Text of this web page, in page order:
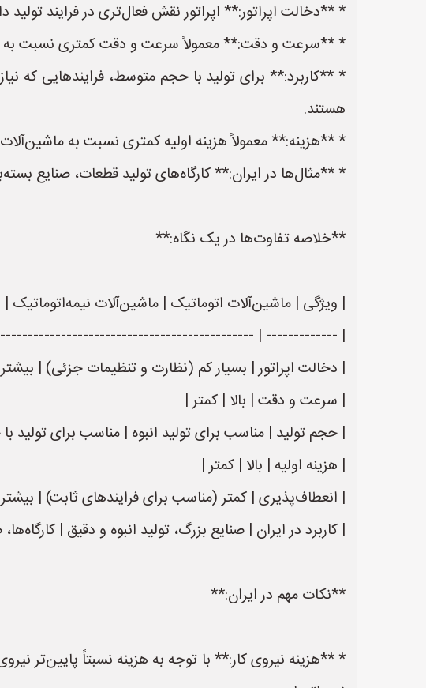
* **دخالت اپراتور:** اپراتور نقش فعال‌تری در فرایند تولید
* **سرعت و دقت:** معمولاً سرعت و دقت کمتری نسبت به
* **کاربرد:** برای تولید با حجم متوسط، فرایندهایی که
هستند.
* **هزینه:** معمولاً هزینه اولیه کمتری نسبت به ماشین‌آلات
* **مثال‌ها در ایران:** کارگاه‌های تولید قطعات، صنایع
**خلاصه تفاوت‌ها در یک نگاه:**
| ویژگی | ماشین‌آلات اتوماتیک | ماشین‌آلات نیمه‌اتوماتیک |
| -------------------------------------------------- |
| دخالت اپراتور | بسیار کم (نظارت و تنظیمات جزئی) |
| سرعت و دقت | بالا | کمتر |
| حجم تولید | مناسب برای تولید انبوه | مناسب برای تولید
| هزینه اولیه | بالا | کمتر |
| انعطاف‌پذیری | کمتر (مناسب برای فرایندهای ثابت) |
| کاربرد در ایران | صنایع بزرگ، تولید انبوه و دقیق |
**نکات مهم در ایران:**
* **هزینه نیروی کار:** با توجه به هزینه نسبتاً پایین‌تر